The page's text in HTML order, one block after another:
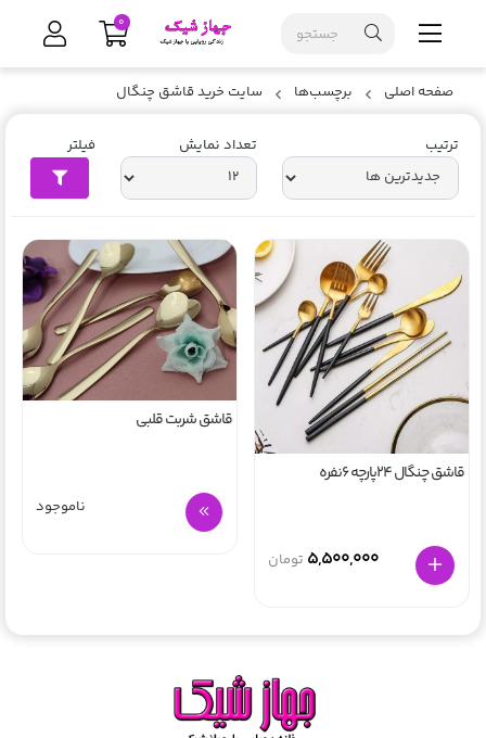
صفحه اصلی برچسب‌ها سایت خرید قاشق چنگال
ترتیب تعداد نمایش فیلتر
قاشق چنگال 24پارچه ۶نفره
5,500,000 تومان
قاشق شربت قلبی
ناموجود
0